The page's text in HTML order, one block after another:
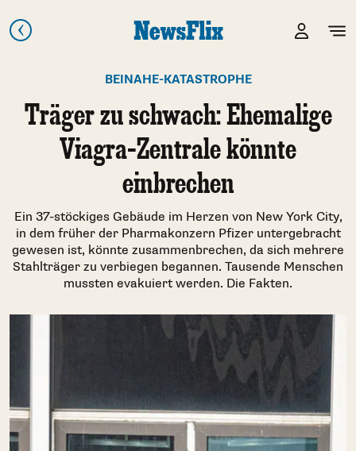
BEINAHE-KATASTROPHE
Träger zu schwach: Ehemalige
Viagra-Zentrale könnte
einbrechen
Ein 37-stöckiges Gebäude im Herzen von New York City,
in dem früher der Pharmakonzern Pfizer untergebracht
gewesen ist, könnte zusammenbrechen, da sich mehrere
Stahlträger zu verbiegen begannen. Tausende Menschen
mussten evakuiert werden. Die Fakten.